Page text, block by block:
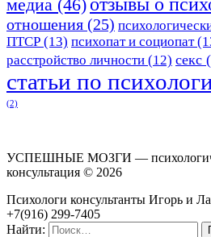
медиа (46)
отношения (25)
ПТСР (13) психопат и социопат
расстройство личности (12) секс
статьи по
(2)
УСПЕШНЫЕ МОЗГИ —
консультация © 2026
Психологи консультанты Игорь и
+7(916) 299-7405
Найти: